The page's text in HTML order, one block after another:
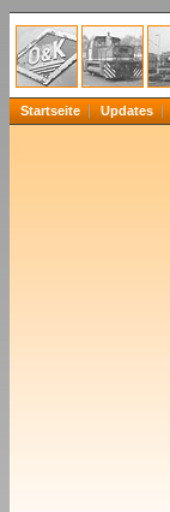
Startseite Updates